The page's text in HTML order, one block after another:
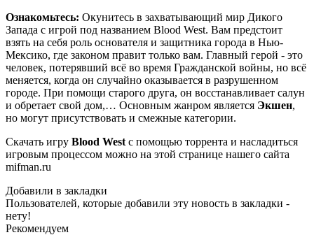
Ознакомьтесь: Окунитесь в захватывающий мир Дикого
Запада с игрой под названием Blood West. Вам предстоит
взять на себя роль основателя и защитника города в Нью-
Мексико, где законом правит только вам. Главный герой - это
человек, потерявший всё во время Гражданской войны, но всё
меняется, когда он случайно оказывается в разрушенном
городе. При помощи старого друга, он восстанавливает салун
и обретает свой дом,… Основным жанром является Экшен,
но могут присутствовать и смежные категории.
Скачать игру Blood West с помощью торрента и насладиться
игровым процессом можно на этой странице нашего сайта
mifman.ru
Добавили в закладки
Пользователей, которые добавили эту новость в закладки -
нету!
Рекомендуем